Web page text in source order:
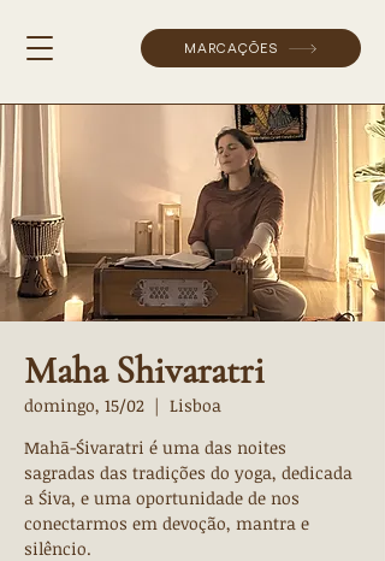
MARCAÇÕES
Maha Shivaratri
domingo, 15/02
  |
Lisboa
Mahā-Śivaratri é uma das noites
sagradas das tradições do yoga, dedicada
a Śiva, e uma oportunidade de nos
conectarmos em devoção, mantra e
silêncio.